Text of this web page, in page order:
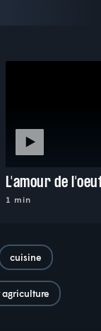
L'amour de
1 min
cuisine